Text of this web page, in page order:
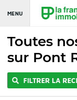
MENU
Toutes
sur Pont
FILTRER LA